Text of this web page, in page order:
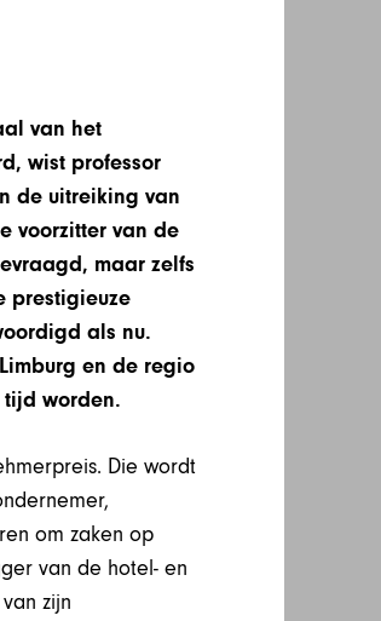
van het
wist professor
de uitreiking van
voorzitter van de
maar zelfs
prestigieuze
als nu.
en de regio
worden.
Die wordt
om zaken op
van de hotel- en
zijn